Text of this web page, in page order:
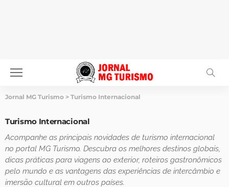
Jornal MG Turismo > Turismo Internacional
Turismo Internacional
Acompanhe as principais novidades de turismo internacional
no portal MG Turismo. Descubra os melhores destinos globais,
dicas práticas para viagens ao exterior, roteiros gastronômicos
pelo mundo e as vantagens das experiências de intercâmbio e
imersão cultural em outros países.